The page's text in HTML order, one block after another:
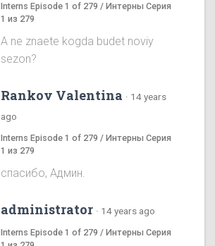
Interns Episode 1 of 279 / Интерны Серия
1 из 279
A ne znaete kogda budet noviy
sezon?
Rankov Valentina · 14 years
ago
Interns Episode 1 of 279 / Интерны Серия
1 из 279
спасибо, Админ.
administrator · 14 years ago
Interns Episode 1 of 279 / Интерны Серия